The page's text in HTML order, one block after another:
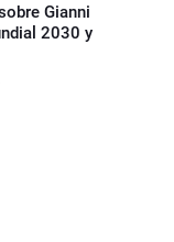
Gianni
2030 y